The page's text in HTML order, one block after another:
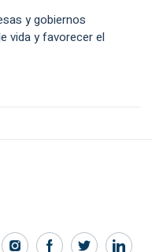
y gobiernos
vida y favorecer el